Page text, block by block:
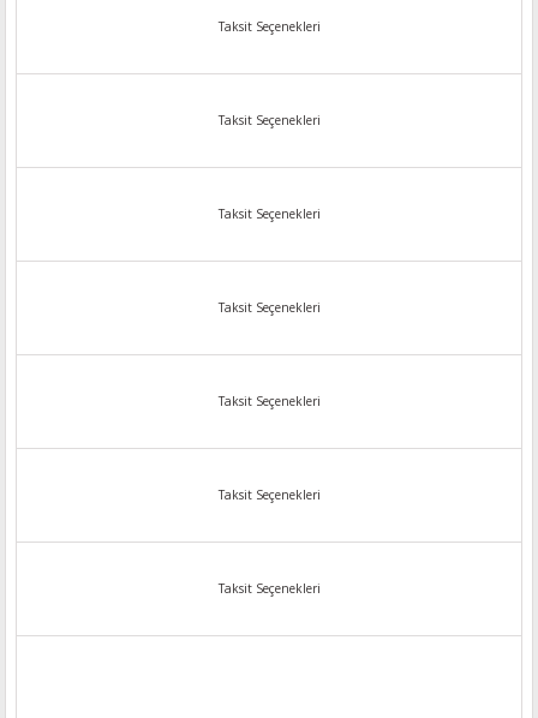
Taksit Seçenekleri
Taksit Seçenekleri
Taksit Seçenekleri
Taksit Seçenekleri
Taksit Seçenekleri
Taksit Seçenekleri
Taksit Seçenekleri